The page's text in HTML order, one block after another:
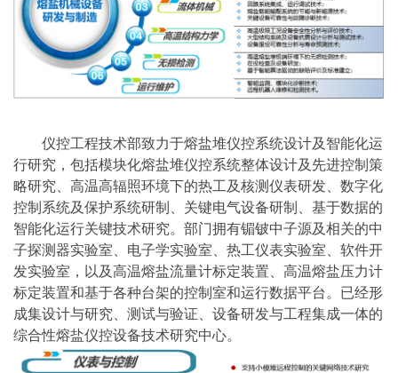
仪控工程技术部致力于熔盐堆仪控系统设计及智能化运
行研究，包括模块化熔盐堆仪控系统整体设计及先进控制策
略研究、高温高辐照环境下的热工及核测仪表研发、数字化
控制系统及保护系统研制、关键电气设备研制、基于数据的
智能化运行关键技术研究。部门拥有镅铍中子源及相关的中
子探测器实验室、电子学实验室、热工仪表实验室、软件开
发实验室，以及高温熔盐流量计标定装置、高温熔盐压力计
标定装置和基于各种台架的控制室和运行数据平台。已经形
成集设计与研究、测试与验证、设备研发与工程集成一体的
综合性熔盐仪控设备技术研究中心。